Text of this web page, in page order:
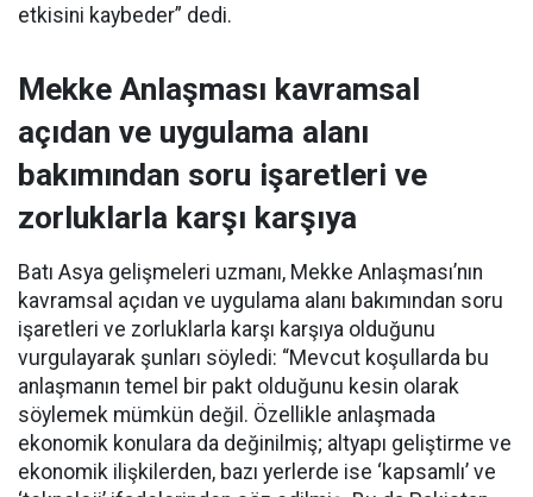
etkisini kaybeder” dedi.
Mekke Anlaşması kavramsal
açıdan ve uygulama alanı
bakımından soru işaretleri ve
zorluklarla karşı karşıya
Batı Asya gelişmeleri uzmanı, Mekke Anlaşması’nın
kavramsal açıdan ve uygulama alanı bakımından soru
işaretleri ve zorluklarla karşı karşıya olduğunu
vurgulayarak şunları söyledi: “Mevcut koşullarda bu
anlaşmanın temel bir pakt olduğunu kesin olarak
söylemek mümkün değil. Özellikle anlaşmada
ekonomik konulara da değinilmiş; altyapı geliştirme ve
ekonomik ilişkilerden, bazı yerlerde ise ‘kapsamlı’ ve